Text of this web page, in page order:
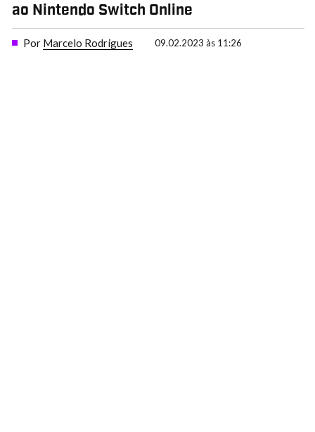
ao Nintendo Switch Online
Por Marcelo Rodrigues 09.02.2023 às 11:26